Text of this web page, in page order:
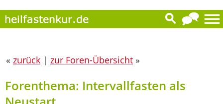
« zurück | zur Foren-Übersicht »
Forenthema: Intervallfasten als